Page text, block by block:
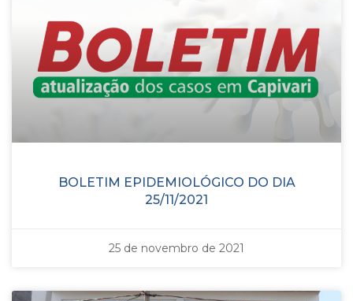
BOLETIM EPIDEMIOLÓGICO DO DIA
25/11/2021
25 de novembro de 2021